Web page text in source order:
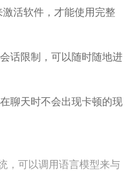
活软件，才能使用完整
话限制，可以随时随地进
聊天时不会出现卡顿的现
，可以调用语言模型来与